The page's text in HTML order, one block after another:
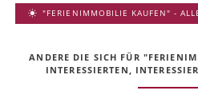
"FERIENIMMOBILIE KAUFEN" -
ANDERE DIE SICH FÜR
NTERESSIERTEN,